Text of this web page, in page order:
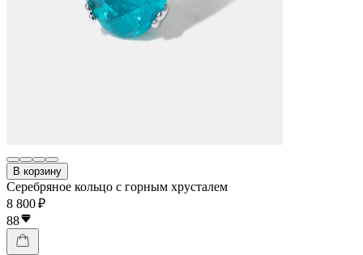
В корзину
Серебряное кольцо с горным хрусталем
8 800 ₽
88